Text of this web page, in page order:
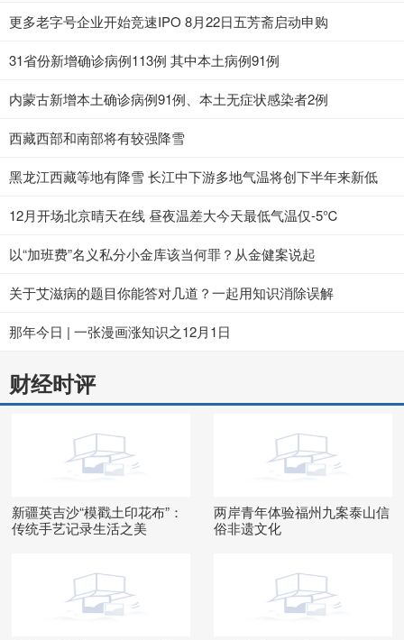
更多老字号企业开始竞速IPO 8月22日五芳斋启动申购
31省份新增确诊病例113例 其中本土病例91例
内蒙古新增本土确诊病例91例、本土无症状感染者2例
西藏西部和南部将有较强降雪
黑龙江西藏等地有降雪 长江中下游多地气温将创下半年来新低
12月开场北京晴天在线 昼夜温差大今天最低气温仅-5℃
以“加班费”名义私分小金库该当何罪？从金健案说起
关于艾滋病的题目你能答对几道？一起用知识消除误解
那年今日 | 一张漫画涨知识之12月1日
财经时评
新疆英吉沙“模戳土印花布”：
传统手艺记录生活之美
两岸青年体验福州九案泰山信
俗非遗文化